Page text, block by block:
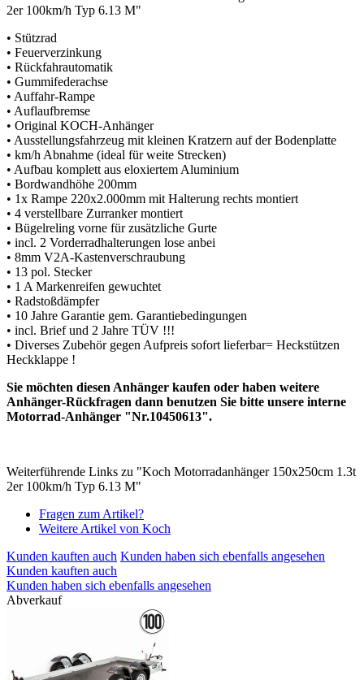
2er 100km/h Typ 6.13 M"
• Stützrad
• Feuerverzinkung
• Rückfahrautomatik
• Gummifederachse
• Auffahr-Rampe
• Auflaufbremse
• Original KOCH-Anhänger
• Ausstellungsfahrzeug mit kleinen Kratzern auf der Bodenplatte
• km/h Abnahme (ideal für weite Strecken)
• Aufbau komplett aus eloxiertem Aluminium
• Bordwandhöhe 200mm
• 1x Rampe 220x2.000mm mit Halterung rechts montiert
• 4 verstellbare Zurranker montiert
• Bügelreling vorne für zusätzliche Gurte
• incl. 2 Vorderradhalterungen lose anbei
• 8mm V2A-Kastenverschraubung
• 13 pol. Stecker
• 1 A Markenreifen gewuchtet
• Radstoßdämpfer
• 10 Jahre Garantie gem. Garantiebedingungen
• incl. Brief und 2 Jahre TÜV !!!
• Diverses Zubehör gegen Aufpreis sofort lieferbar= Heckstützen
Heckklappe !
Sie möchten diesen Anhänger kaufen oder haben weitere
Anhänger-Rückfragen dann benutzen Sie bitte unsere interne
Motorrad-Anhänger "Nr.10450613".
Weiterführende Links zu "Koch Motorradanhänger 150x250cm 1.3t
2er 100km/h Typ 6.13 M"
Fragen zum Artikel?
Weitere Artikel von Koch
Kunden kauften auch Kunden haben sich ebenfalls angesehen
Kunden kauften auch
Kunden haben sich ebenfalls angesehen
Abverkauf